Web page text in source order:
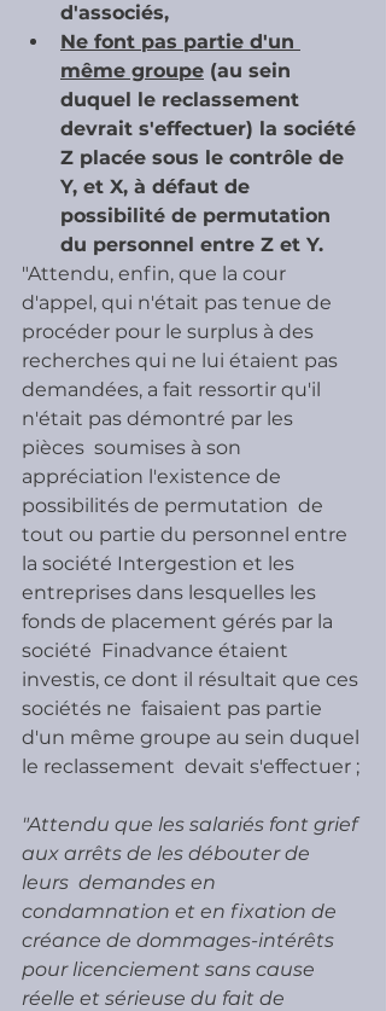
d'associés,
Ne font pas partie d'un
même groupe (au sein
duquel le reclassement
devrait s'effectuer) la société
Z placée sous le contrôle de
Y, et X, à défaut de
possibilité de permutation
du personnel entre Z et Y.
"Attendu, enfin, que la cour
d'appel, qui n'était pas tenue de
procéder pour le surplus à des
recherches qui ne lui étaient pas
demandées, a fait ressortir qu'il
n'était pas démontré par les
pièces  soumises à son
appréciation l'existence de
possibilités de permutation  de
tout ou partie du personnel entre
la société Intergestion et les
entreprises dans lesquelles les
fonds de placement gérés par la
société  Finadvance étaient
investis, ce dont il résultait que ces
sociétés ne  faisaient pas partie
d'un même groupe au sein duquel
le reclassement  devait s'effectuer ;
"Attendu que les salariés font grief
aux arrêts de les débouter de
leurs  demandes en
condamnation et en fixation de
créance de dommages-intérêts
pour licenciement sans cause
réelle et sérieuse du fait de